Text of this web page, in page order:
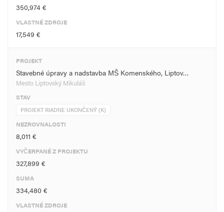
350,974 €
VLASTNÉ ZDROJE
17,549 €
PROJEKT
Stavebné úpravy a nadstavba MŠ Komenského, Liptov…
Mesto Liptovský Mikuláš
STAV
PROJEKT RIADNE UKONČENÝ (K)
NEZROVNALOSTI
8,011 €
VYČERPANÉ Z PROJEKTU
327,899 €
SUMA
334,480 €
VLASTNÉ ZDROJE